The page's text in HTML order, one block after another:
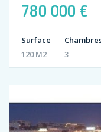
780 000 €
Surface
120 M2
3